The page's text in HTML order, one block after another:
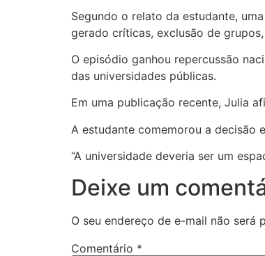
Segundo o relato da estudante,
gerado críticas, exclusão de
O episódio ganhou repercussão
das universidades públicas.
Em uma publicação recente, Julia
A estudante comemorou a decisão
“A universidade deveria ser um
Deixe um
O seu endereço de e-mail não será
Comentário *